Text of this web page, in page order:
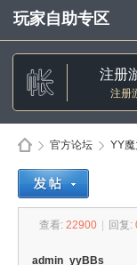
玩家自助专区
注册
注册
官方论坛
›
YY
查看: 22900 回复:
admin_yyBBs